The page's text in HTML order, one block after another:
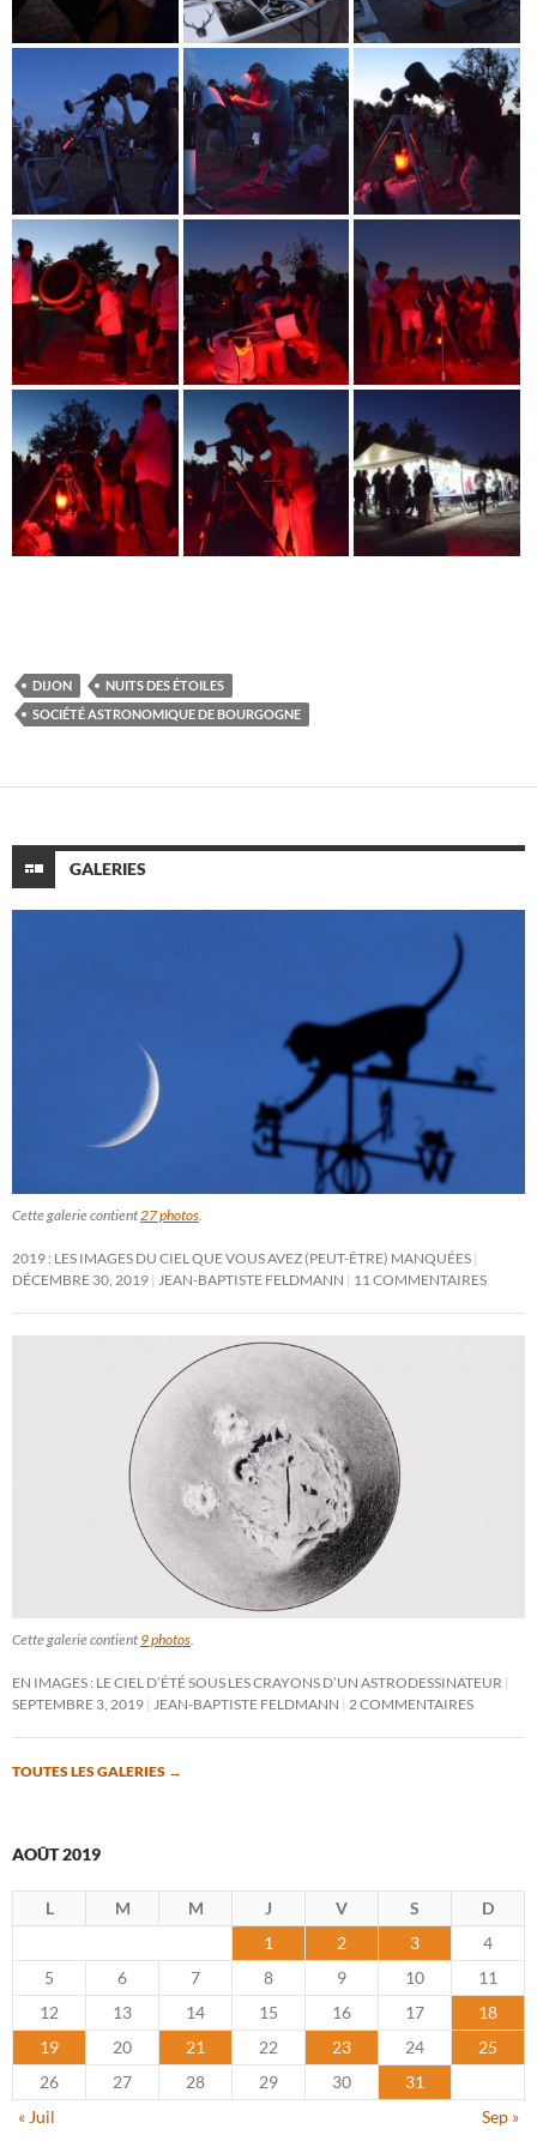
DIJON
NUITS DES ÉTOILES
SOCIÉTÉ ASTRONOMIQUE DE BOURGOGNE
GALERIES
Cette galerie contient 27 photos
2019 : LES IMAGES DU CIEL QUE VOUS AVEZ (PEUT-ÊTRE) MANQUÉES
DÉCEMBRE 30, 2019
JEAN-BAPTISTE FELDMANN 11 COMMENTAIRES
Cette galerie contient 9 photos.
EN IMAGES : LE CIEL D’ÉTÉ SOUS LES CRAYONS D’UN ASTRODESSINATEUR
SEPTEMBRE 3, 2019 JEAN-BAPTISTE FELDMANN 2 COMMENTAIRES
TOUTES LES GALERIES →
AOÛT 2019
L M M J V S
D
1
2 3
4
5
6 7 8 9 10
11
12
13 14 15 16 17
18
19
20 21 22 23 24
25
26
27 28 29 30
31
« Juil
Sep »